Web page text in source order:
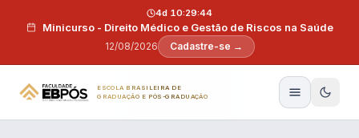
Minicurso - Direito Médico e Gestão de Riscos na Saúde
12/08/2026
4d 10:29:43
Cadastre-se →
ESCOLA BRASILEIRA DE
GRADUAÇÃO E PÓS-GRADUAÇÃO